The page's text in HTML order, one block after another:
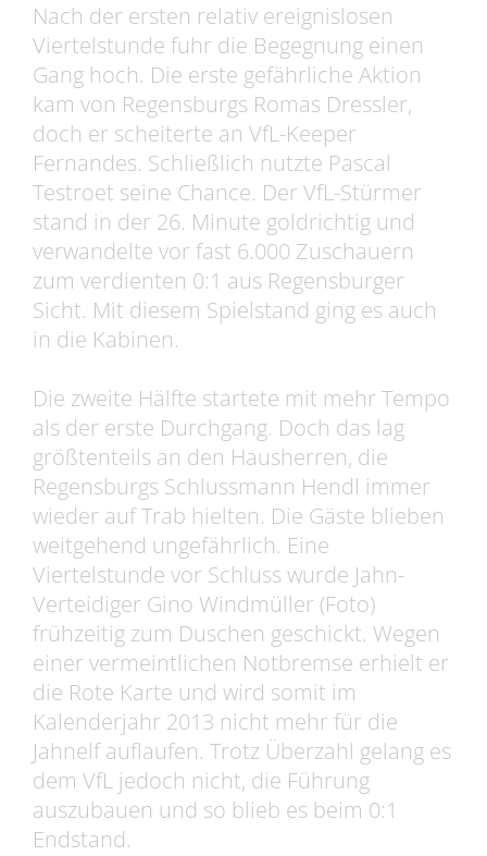
Nach der ersten relativ ereignislosen
Viertelstunde fuhr die Begegnung einen
Gang hoch. Die erste gefährliche Aktion
kam von Regensburgs Romas Dressler,
doch er scheiterte an VfL-Keeper
Fernandes. Schließlich nutzte Pascal
Testroet seine Chance. Der VfL-Stürmer
stand in der 26. Minute goldrichtig und
verwandelte vor fast 6.000 Zuschauern
zum verdienten 0:1 aus Regensburger
Sicht. Mit diesem Spielstand ging es auch
in die Kabinen.
Die zweite Hälfte startete mit mehr Tempo
als der erste Durchgang. Doch das lag
größtenteils an den Hausherren, die
Regensburgs Schlussmann Hendl immer
wieder auf Trab hielten. Die Gäste blieben
weitgehend ungefährlich. Eine
Viertelstunde vor Schluss wurde Jahn-
Verteidiger Gino Windmüller (Foto)
frühzeitig zum Duschen geschickt. Wegen
einer vermeintlichen Notbremse erhielt er
die Rote Karte und wird somit im
Kalenderjahr 2013 nicht mehr für die
Jahnelf auflaufen. Trotz Überzahl gelang es
dem VfL jedoch nicht, die Führung
auszubauen und so blieb es beim 0:1
Endstand.